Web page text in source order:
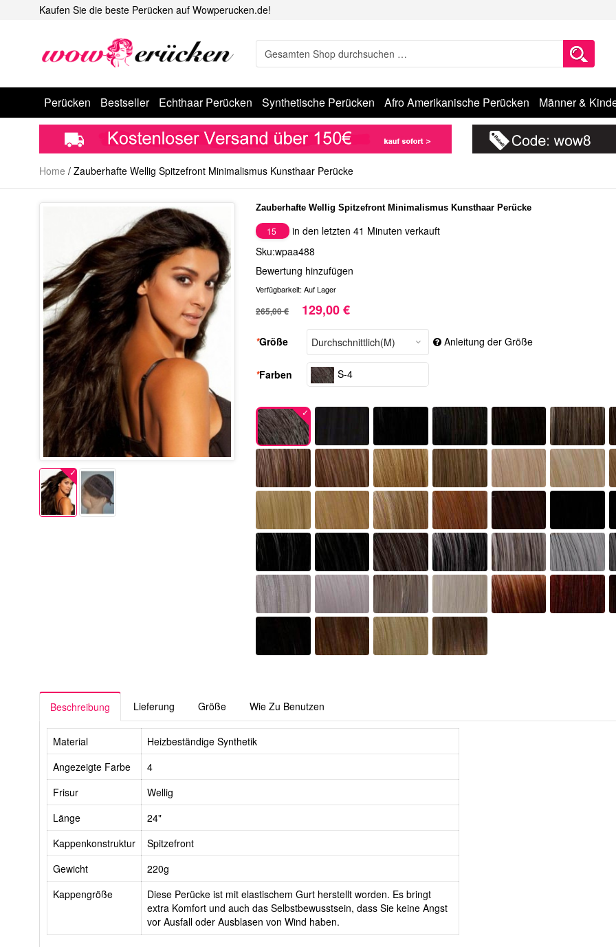
Kaufen Sie die beste Perücken auf Wowperucken.de!
Perücken Bestseller Echthaar Perücken Synthetische Perücken Afro Amerikanische Perücken Männer &
Home / Zauberhafte Wellig Spitzefront Minimalismus Kunsthaar Perücke
Zauberhafte Wellig Spitzefront Minimalismus Kunsthaar Perücke
15
in den letzten 41 Minuten verkauft
Sku:wpaa488
Bewertung hinzufügen
Verfügbarkeit: Auf Lager
265,00 € 129,00 €
*Größe Anleitung der Größe
*Farben S-4
Beschreibung Lieferung Größe Wie Zu Benutzen
Material
Heizbeständige Synthetik
Angezeigte Farbe
4
Frisur
Wellig
Länge
24"
Kappenkonstruktur
Spitzefront
Gewicht
220g
Kappengröße
Diese Perücke ist mit elastischem Gurt herstellt worden. Es bringt
extra Komfort und auch das Selbstbewusstsein, dass Sie keine Angst
vor Ausfall oder Ausblasen von Wind haben.